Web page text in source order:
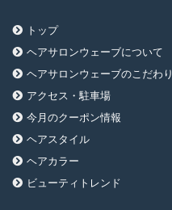
トップ
ヘアサロンウェーブについて
ヘアサロンウェーブのこだわり
アクセス・駐車場
今月のクーポン情報
ヘアスタイル
ヘアカラー
ビューティトレンド